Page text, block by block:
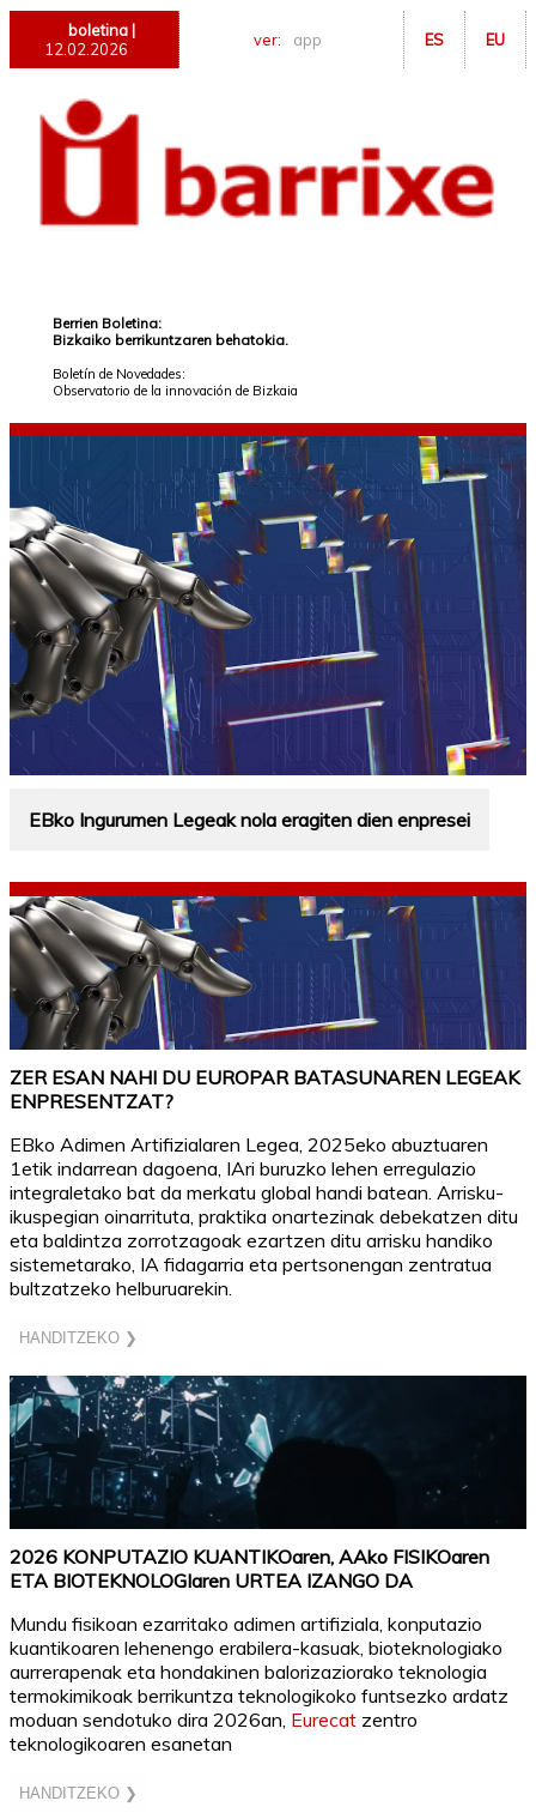
boletina |
12.02.2026
ver: app ES EU
Berrien Boletina:
Bizkaiko berrikuntzaren behatokia.
Boletín de Novedades:
Observatorio de la innovación de Bizkaia
EBko Ingurumen Legeak nola eragiten dien enpresei
ZER ESAN NAHI DU EUROPAR BATASUNAREN LEGEAK
ENPRESENTZAT?
EBko Adimen Artifizialaren Legea, 2025eko abuztuaren
1etik indarrean dagoena, IAri buruzko lehen erregulazio
integraletako bat da merkatu global handi batean. Arrisku-
ikuspegian oinarrituta, praktika onartezinak debekatzen ditu
eta baldintza zorrotzagoak ezartzen ditu arrisku handiko
sistemetarako, IA fidagarria eta pertsonengan zentratua
bultzatzeko helburuarekin.
HANDITZEKO ❯
2026 KONPUTAZIO KUANTIKOaren, AAko FISIKOaren
ETA BIOTEKNOLOGIaren URTEA IZANGO DA
Mundu fisikoan ezarritako adimen artifiziala, konputazio
kuantikoaren lehenengo erabilera-kasuak, bioteknologiako
aurrerapenak eta hondakinen balorizaziorako teknologia
termokimikoak berrikuntza teknologikoko funtsezko ardatz
moduan sendotuko dira 2026an, Eurecat zentro
teknologikoaren esanetan
HANDITZEKO ❯